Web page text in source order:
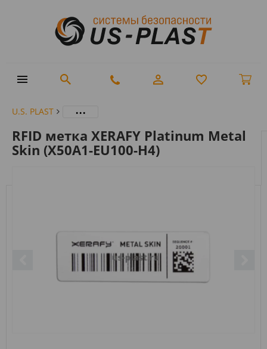
U.S. PLAST ...
RFID метка XERAFY Platinum Metal
Skin (X50A1-EU100-H4)